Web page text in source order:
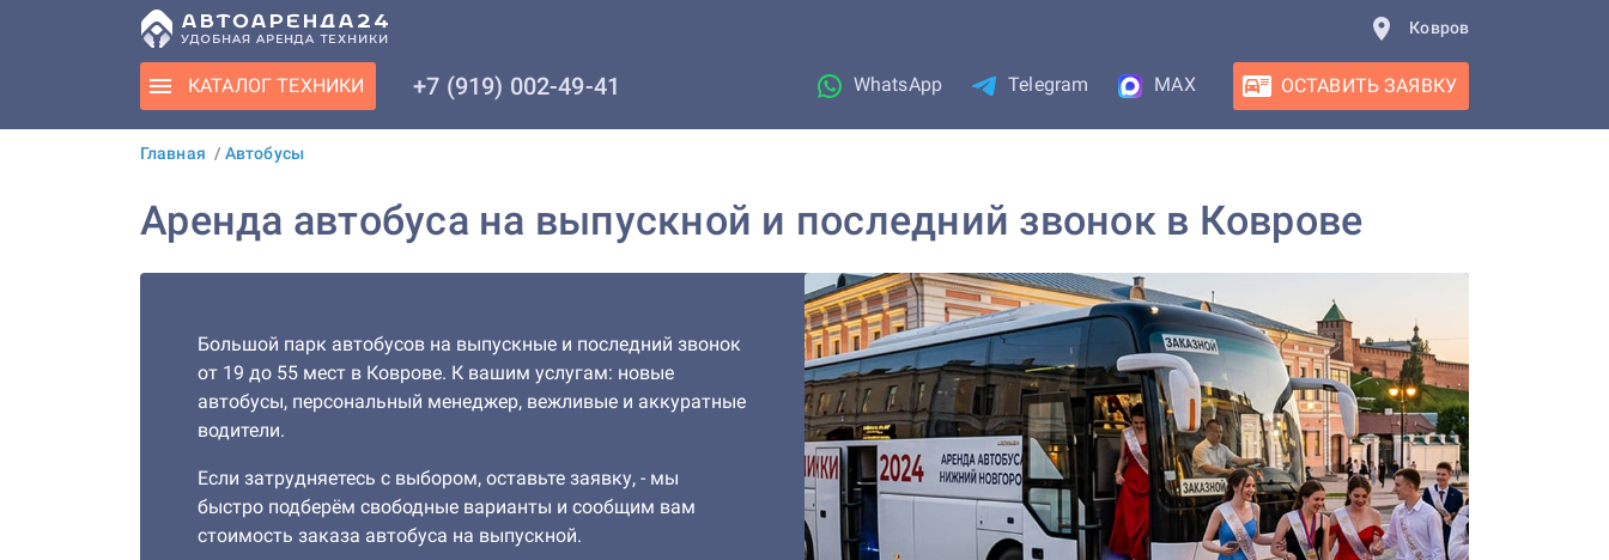
Ковров
КАТАЛОГ ТЕХНИКИ +7 (919) 002-49-41 WhatsApp Telegram MAX ОСТАВИТЬ ЗАЯВКУ
Главная / Автобусы
Аренда автобуса на выпускной и последний звонок в Коврове
Большой парк автобусов на выпускные и последний звонок
от 19 до 55 мест в Коврове. К вашим услугам: новые
автобусы, персональный менеджер, вежливые и аккуратные
водители.
Если затрудняетесь с выбором, оставьте заявку, - мы
быстро подберём свободные варианты и сообщим вам
стоимость заказа автобуса на выпускной.